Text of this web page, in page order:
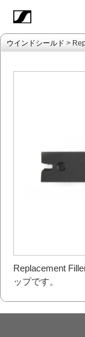
ウインドシールド >
Replacement
ップです。